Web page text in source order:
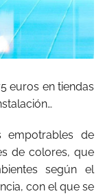
euros en tiendas
empotrables de
de colores, que
según el
con el que se